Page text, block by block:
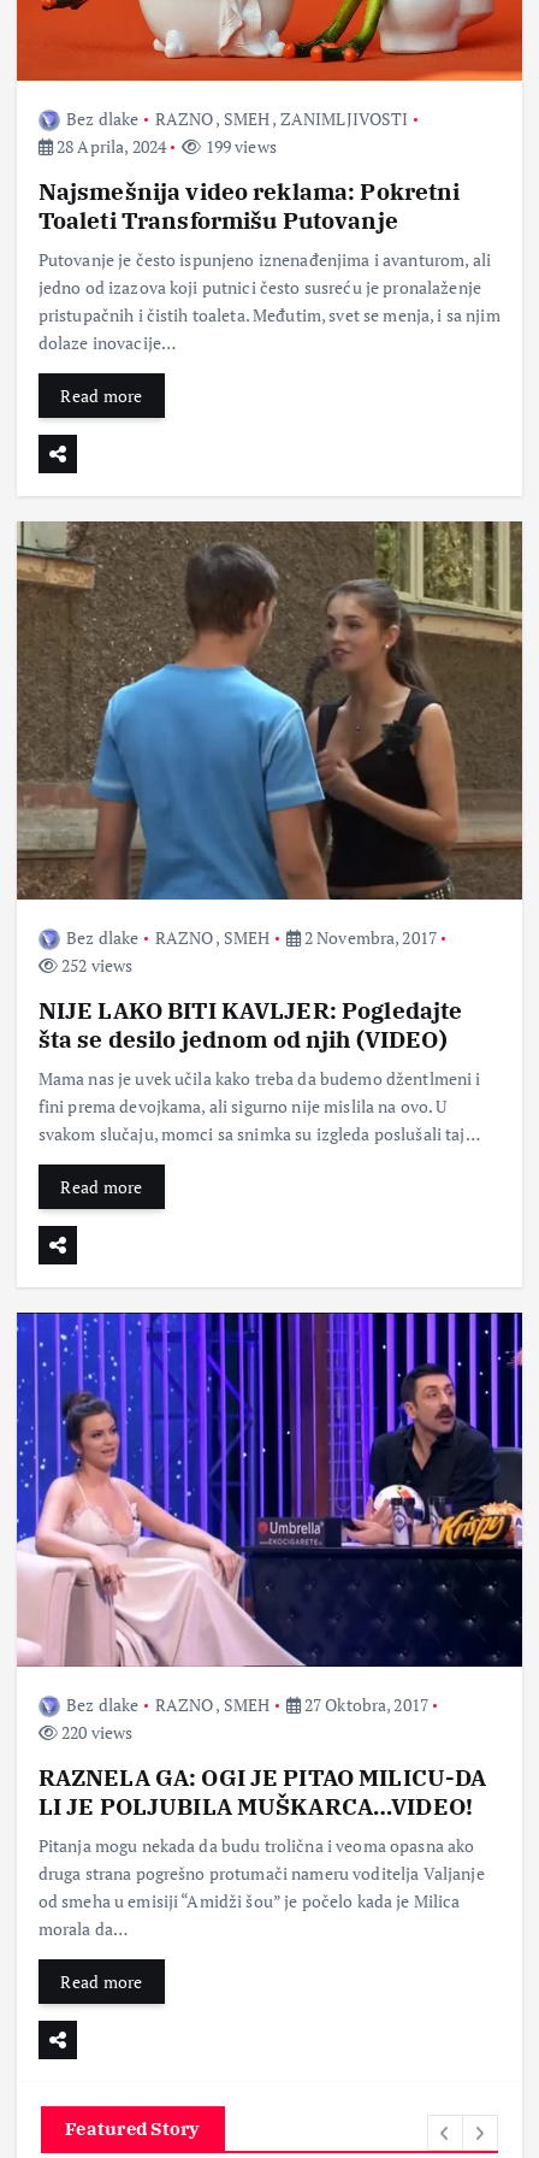
Bez dlake RAZNO, SMEH, ZANIMLJIVOSTI
28 Aprila, 2024
199 views
Najsmešnija video reklama: Pokretni
Toaleti Transformišu Putovanje
Putovanje je često ispunjeno iznenađenjima i avanturom, ali
jedno od izazova koji putnici često susreću je pronalaženje
pristupačnih i čistih toaleta. Međutim, svet se menja, i sa njim
dolaze inovacije…
Read more
Bez dlake RAZNO, SMEH
2 Novembra, 2017
252 views
NIJE LAKO BITI KAVLJER: Pogledajte
šta se desilo jednom od njih (VIDEO)
Mama nas je uvek učila kako treba da budemo džentlmeni i
fini prema devojkama, ali sigurno nije mislila na ovo. U
svakom slučaju, momci sa snimka su izgleda poslušali taj…
Read more
Bez dlake RAZNO, SMEH
27 Oktobra, 2017
220 views
RAZNELA GA: OGI JE PITAO MILICU-DA
LI JE POLJUBILA MUŠKARCA…VIDEO!
Pitanja mogu nekada da budu trolična i veoma opasna ako
druga strana pogrešno protumači nameru voditelja Valjanje
od smeha u emisiji “Amidži šou” je počelo kada je Milica
morala da…
Read more
Featured Story